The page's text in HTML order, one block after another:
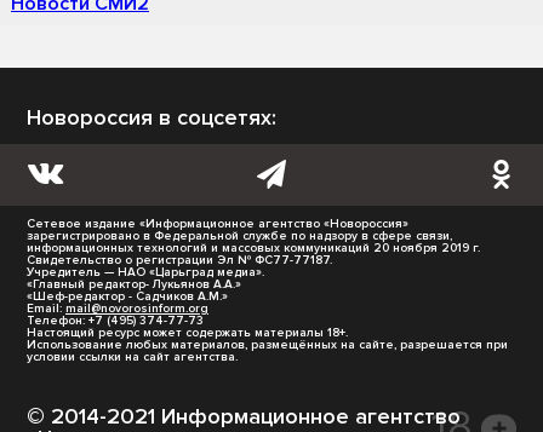
Новороссия в соцсетях:
Сетевое издание «Информационное агентство «Новороссия»
зарегистрировано в Федеральной службе по надзору в сфере связи,
информационных технологий и массовых коммуникаций 20 ноября 2019 г.
Свидетельство о регистрации Эл № ФС77-77187.
Учредитель — НАО «Царьград медиа».
«Главный редактор- Лукьянов А.А.»
«Шеф-редактор - Садчиков А.М.»
Email: mail@novorosinform.org
Телефон: +7 (495) 374-77-73
Настоящий ресурс может содержать материалы 18+.
Использование любых материалов, размещённых на сайте, разрешается при
условии ссылки на сайт агентства.
© 2014-2021 Информационное агентство